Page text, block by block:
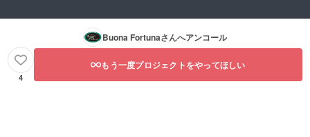
Buona Fortunaさんへアンコール
4
もう一度プロジェクトをやってほしい